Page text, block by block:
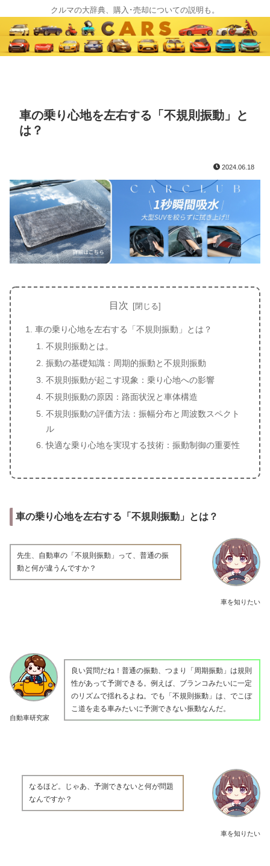
クルマの大辞典、購入･売却についての説明も。
車の乗り心地を左右する「不規則振動」と
は？
2024.06.18
目次
車の乗り心地を左右する「不規則振動」とは？
不規則振動とは。
振動の基礎知識：周期的振動と不規則振動
不規則振動が起こす現象：乗り心地への影響
不規則振動の原因：路面状況と車体構造
不規則振動の評価方法：振幅分布と周波数スペクト
ル
快適な乗り心地を実現する技術：振動制御の重要性
車の乗り心地を左右する「不規則振動」とは？
車を知りたい
先生、自動車の「不規則振動」って、普通の振
動と何が違うんですか？
自動車研究家
良い質問だね！普通の振動、つまり「周期振動」は規則
性があって予測できる。例えば、ブランコみたいに一定
のリズムで揺れるよね。でも「不規則振動」は、でこぼ
こ道を走る車みたいに予測できない振動なんだ。
車を知りたい
なるほど。じゃあ、予測できないと何が問題
なんですか？